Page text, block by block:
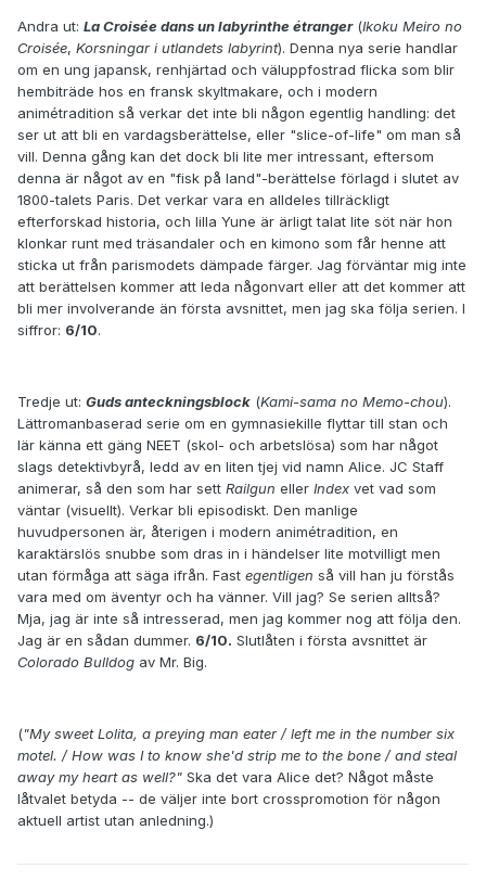
Andra ut: La Croisée dans un labyrinthe étranger(Ikoku Meiro no
Croisée, Korsningar i utlandets labyrint). Denna nya serie handlar
om en ung japansk, renhjärtad och väluppfostrad flicka som blir
hembiträde hos en fransk skyltmakare, och i modern
animétradition så verkar det inte bli någon egentlig handling: det
ser ut att bli en vardagsberättelse, eller "slice-of-life" om man så
vill. Denna gång kan det dock bli lite mer intressant, eftersom
denna är något av en "fisk på land"-berättelse förlagd i slutet av
1800-talets Paris. Det verkar vara en alldeles tillräckligt
efterforskad historia, och lilla Yune är ärligt talat lite söt när hon
klonkar runt med träsandaler och en kimono som får henne att
sticka ut från parismodets dämpade färger. Jag förväntar mig inte
att berättelsen kommer att leda någonvart eller att det kommer att
bli mer involverande än första avsnittet, men jag ska följa serien. I
siffror: 6/10.
Tredje ut: Guds anteckningsblock (Kami-sama no Memo-chou).
Lättromanbaserad serie om en gymnasiekille flyttar till stan och
lär känna ett gäng NEET (skol- och arbetslösa) som har något
slags detektivbyrå, ledd av en liten tjej vid namn Alice. JC Staff
animerar, så den som har sett Railgun eller Index vet vad som
väntar (visuellt). Verkar bli episodiskt. Den manlige
huvudpersonen är, återigen i modern animétradition, en
karaktärslös snubbe som dras in i händelser lite motvilligt men
utan förmåga att säga ifrån. Fast egentligen så vill han ju förstås
vara med om äventyr och ha vänner. Vill jag? Se serien alltså?
Mja, jag är inte så intresserad, men jag kommer nog att följa den.
Jag är en sådan dummer. 6/10. Slutlåten i första avsnittet är
Colorado Bulldog av Mr. Big.
("My sweet Lolita, a preying man eater / left me in the number six
motel. / How was I to know she'd strip me to the bone / and steal
away my heart as well?" Ska det vara Alice det? Något måste
låtvalet betyda -- de väljer inte bort crosspromotion för någon
aktuell artist utan anledning.)